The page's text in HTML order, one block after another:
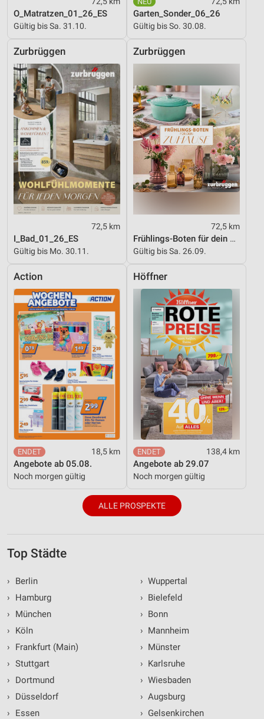
O_Matratzen_01_26_ES
Gültig bis Sa. 31.10.
Garten_Sonder_06_26
Gültig bis So. 30.08.
Zurbrüggen
72,5 km
I_Bad_01_26_ES
Gültig bis Mo. 30.11.
Zurbrüggen
72,5 km
Frühlings-Boten für dein Zuhause
Gültig bis Sa. 26.09.
Action
18,5 km
Angebote ab 05.08.
Noch morgen gültig
Höffner
138,4 km
Angebote ab 29.07
Noch morgen gültig
ALLE PROSPEKTE
Top Städte
›
Berlin
›
Hamburg
›
München
›
Köln
›
Frankfurt (Main)
› Stuttgart
›
Dortmund
›
Düsseldorf
›
Essen
› Wuppertal
› Bielefeld
› Bonn
› Mannheim
› Münster
› Karlsruhe
› Wiesbaden
› Augsburg
› Gelsenkirchen